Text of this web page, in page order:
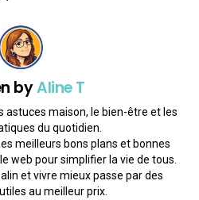
byAline T
astuces maison, le bien-être et les
du quotidien.
meilleurs bons plans et bonnes
web pour simplifier la vie de tous.
et vivre mieux passe par des
au meilleur prix.